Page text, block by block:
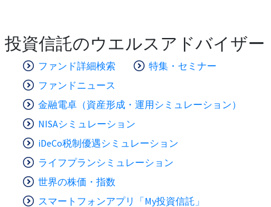
投資信託のウエルスアドバイザー
ファンド詳細検索
特集・セミナー
ファンドニュース
金融電卓（資産形成・運用シミュレーション）
NISAシミュレーション
iDeCo税制優遇シミュレーション
ライフプランシミュレーション
世界の株価・指数
スマートフォンアプリ「My投資信託」